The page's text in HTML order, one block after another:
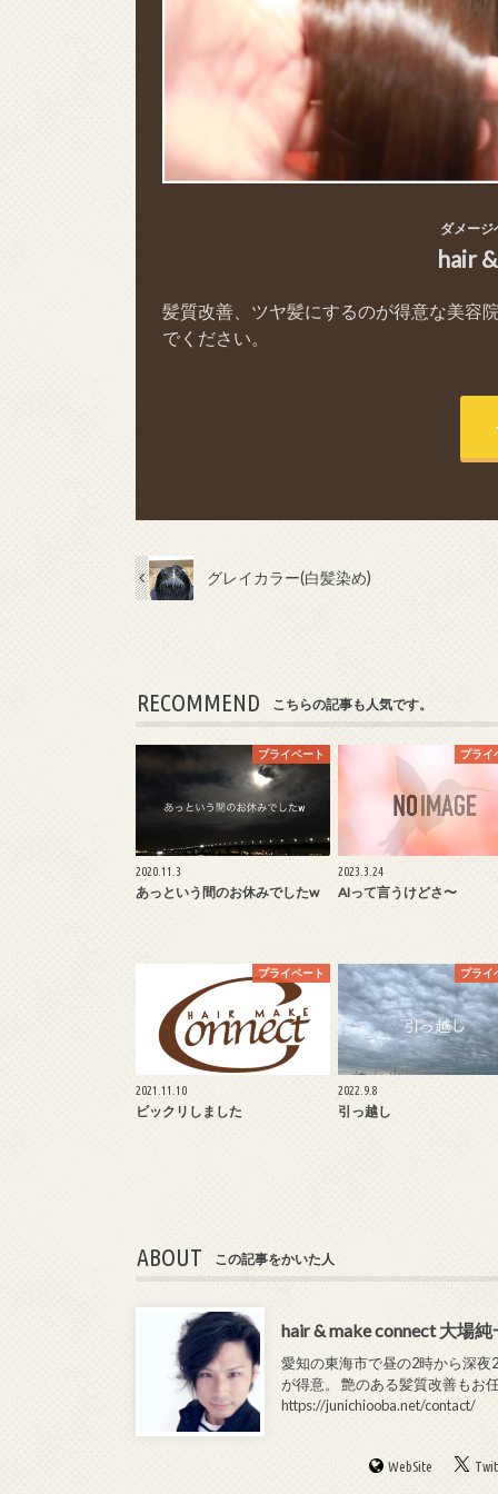
ダメージ
hair
髪質改善、ツヤ髪にするのが得意な美容
でください。
グレイカラー(白髪染め)
RECOMMEND こちらの記事も人気です。
プライベート
2020.11.3
あっという間のお休みでしたw
プライ
2023.3.24
AIって言うけどさ〜
プライベート
2021.11.10
ビックリしました
プライ
2022.9.8
引っ越し
ABOUT この記事をかいた人
hair & make connect 大場純
愛知の東海市で昼の2時から深夜
が得意。 艶のある髪質改善もお
https://junichiooba.net/contact/
WebSite